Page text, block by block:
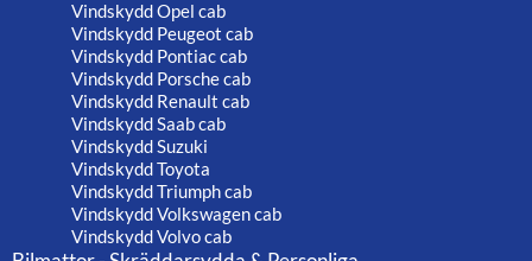
Vindskydd Opel cab
Vindskydd Peugeot cab
Vindskydd Pontiac cab
Vindskydd Porsche cab
Vindskydd Renault cab
Vindskydd Saab cab
Vindskydd Suzuki
Vindskydd Toyota
Vindskydd Triumph cab
Vindskydd Volkswagen cab
Vindskydd Volvo cab